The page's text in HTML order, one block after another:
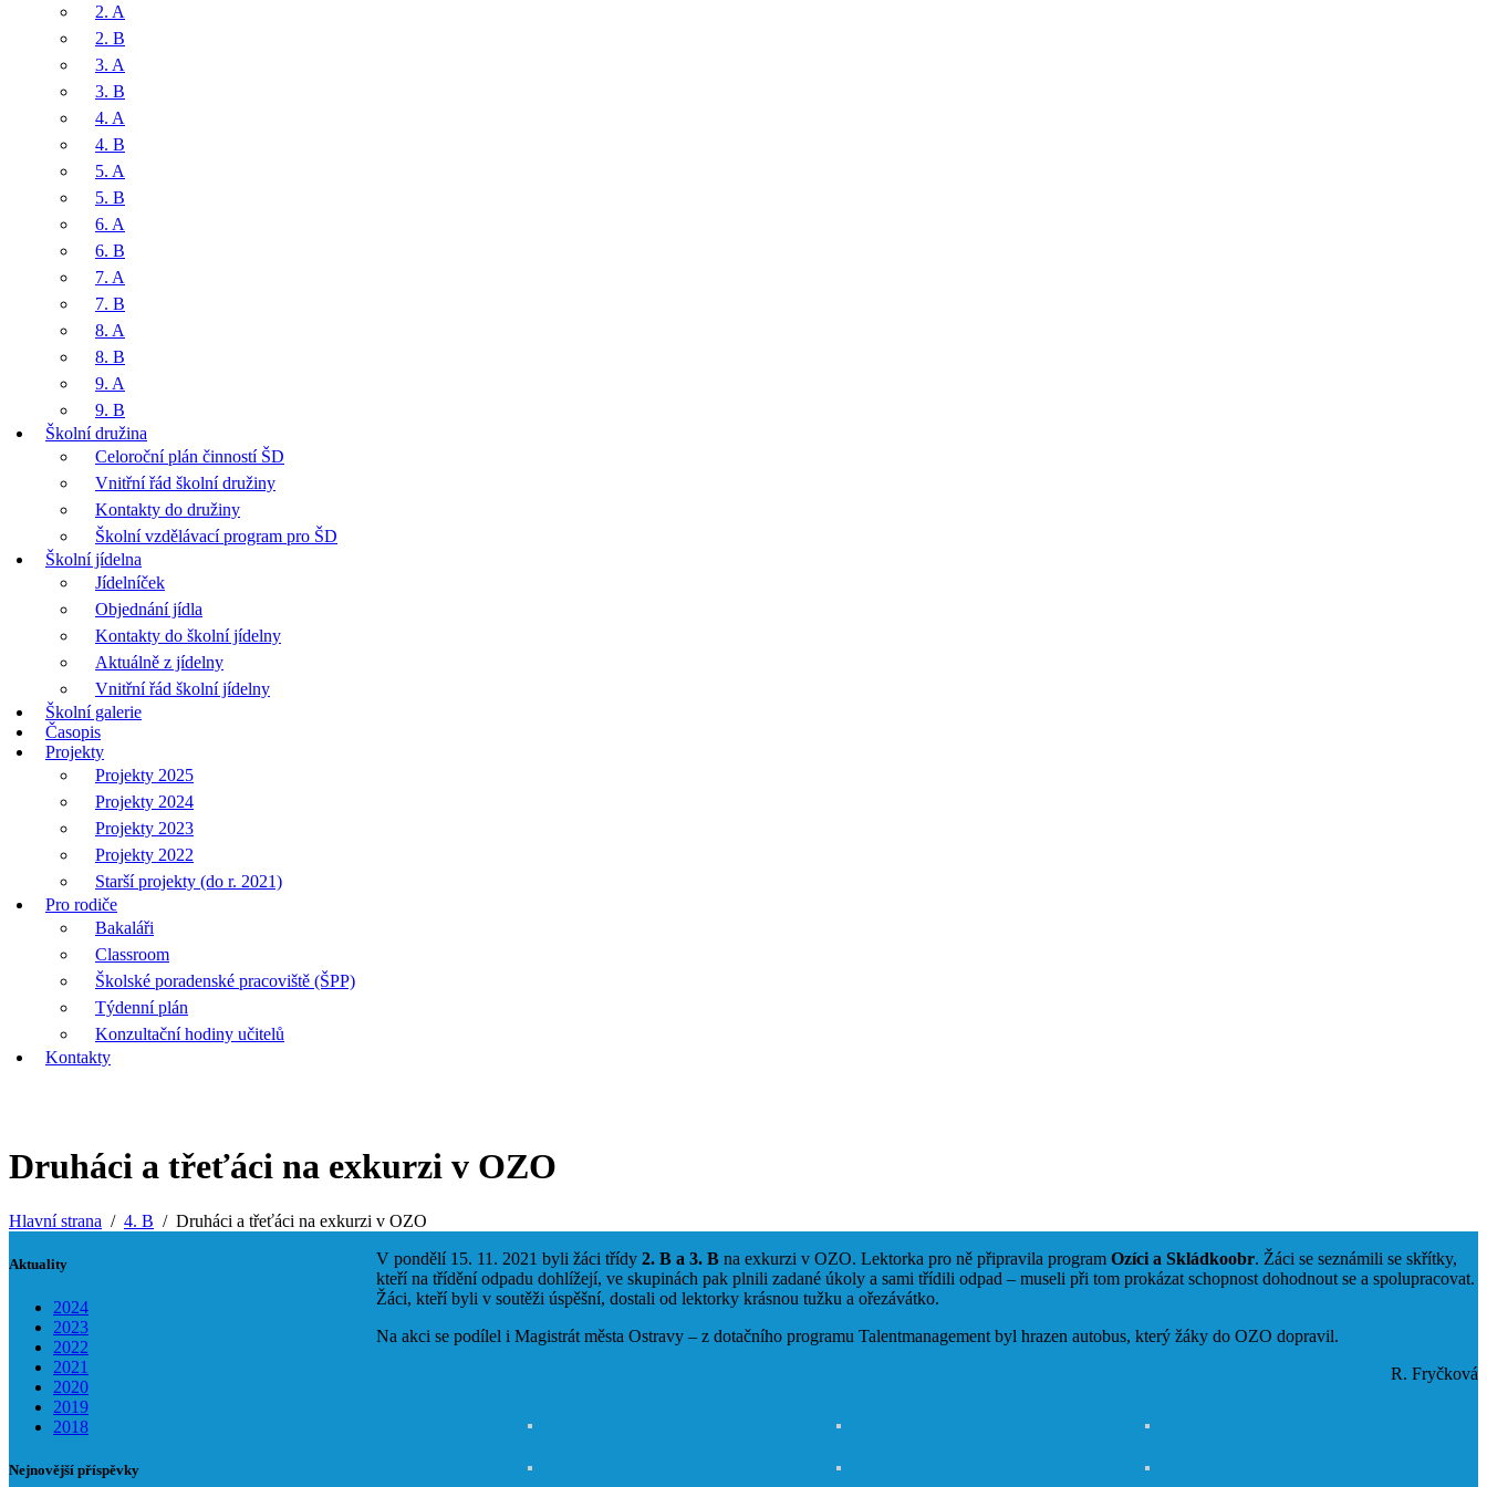
2. A
2. B
3. A
3. B
4. A
4. B
5. A
5. B
6. A
6. B
7. A
7. B
8. A
8. B
9. A
9. B
Školní družina
Celoroční plán činností ŠD
Vnitřní řád školní družiny
Kontakty do družiny
Školní vzdělávací program pro ŠD
Školní jídelna
Jídelníček
Objednání jídla
Kontakty do školní jídelny
Aktuálně z jídelny
Vnitřní řád školní jídelny
Školní galerie
Časopis
Projekty
Projekty 2025
Projekty 2024
Projekty 2023
Projekty 2022
Starší projekty (do r. 2021)
Pro rodiče
Bakaláři
Classroom
Školské poradenské pracoviště (ŠPP)
Týdenní plán
Konzultační hodiny učitelů
Kontakty
Druháci a třeťáci na exkurzi v OZO
Hlavní strana 4. B Druháci a třeťáci na exkurzi v OZO
Aktuality
2024
2023
2022
2021
2020
2019
2018
Nejnovější příspěvky
V pondělí 15. 11. 2021 byli žáci třídy 2. B a 3. B na exkurzi v OZO. Lektorka pro ně připravila program Ozíci a Skládkoobr. Žáci se seznámili se skřítky,
kteří na třídění odpadu dohlížejí, ve skupinách pak plnili zadané úkoly a sami třídili odpad – museli při tom prokázat schopnost dohodnout se a spolupracovat.
Žáci, kteří byli v soutěži úspěšní, dostali od lektorky krásnou tužku a ořezávátko.
Na akci se podílel i Magistrát města Ostravy – z dotačního programu Talentmanagement byl hrazen autobus, který žáky do OZO dopravil.
R. Fryčková